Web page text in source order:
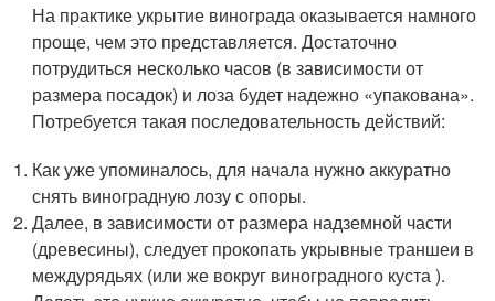
На практике укрытие винограда оказывается намного
проще, чем это представляется. Достаточно
потрудиться несколько часов (в зависимости от
размера посадок) и лоза будет надежно «упакована».
Потребуется такая последовательность действий:
Как уже упоминалось, для начала нужно аккуратно
снять виноградную лозу с опоры.
Далее, в зависимости от размера надземной части
(древесины), следует прокопать укрывные траншеи в
междурядьях (или же вокруг виноградного куста ).